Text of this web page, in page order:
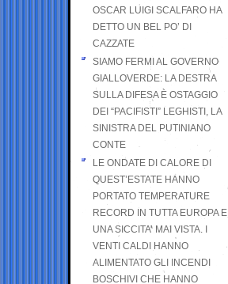
OSCAR LUIGI SCALFARO HA
DETTO UN BEL PO’ DI
CAZZATE
SIAMO FERMI AL GOVERNO
GIALLOVERDE: LA DESTRA
SULLA DIFESA È OSTAGGIO
DEI “PACIFISTI” LEGHISTI, LA
SINISTRA DEL PUTINIANO
CONTE
LE ONDATE DI CALORE DI
QUEST’ESTATE HANNO
PORTATO TEMPERATURE
RECORD IN TUTTA EUROPA E
UNA SICCITA’ MAI VISTA. I
VENTI CALDI HANNO
ALIMENTATO GLI INCENDI
BOSCHIVI CHE HANNO